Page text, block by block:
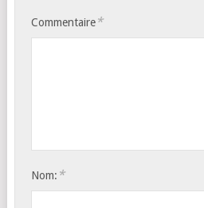
Commentaire*
Nom: *